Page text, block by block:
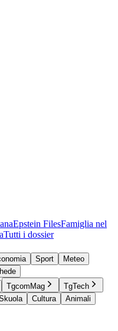
Epstein FilesFamiglia nel
Tutti i dossier
Sport
Meteo
TgcomMag
TgTech
Cultura
Animali